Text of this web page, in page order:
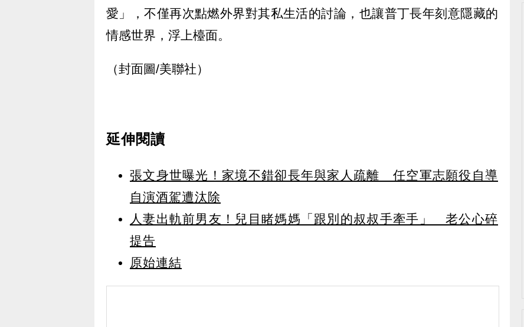
愛」，不僅再次點燃外界對其私生活的討論，也讓普丁長年刻意隱藏的
情感世界，浮上檯面。
（封面圖/美聯社）
延伸閱讀
張文身世曝光！家境不錯卻長年與家人疏離 任空軍志願役自導
自演酒駕遭汰除
人妻出軌前男友！兒目睹媽媽「跟別的叔叔手牽手」 老公心碎
提告
原始連結